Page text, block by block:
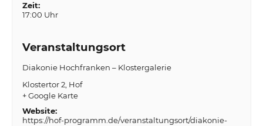
Zeit:
17:00 Uhr
Veranstaltungsort
Diakonie Hochfranken – Klostergalerie
Klostertor 2 Hof
+ Google Karte
Website:
https://hof-programm.de/veranstaltungsort/diakonie-